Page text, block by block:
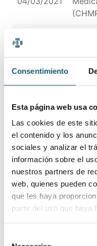
Consentimiento
Esta página web usa
Las cookies de este
el contenido y los
sociales y analizar el
información sobre el
nuestros partners de
web, quienes pueden
que les haya
partir del uso que haya
Nota
02/03/2021
guía
2.0
La
línea
26/02/2021